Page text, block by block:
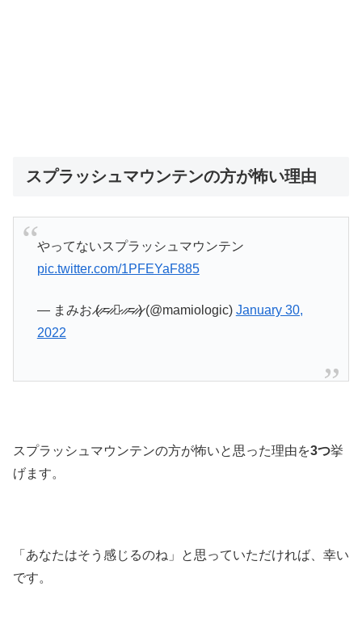
スプラッシュマウンテンの方が怖い理由
やってないスプラッシュマウンテン
pic.twitter.com/1PFEYaF885
— まみお ̷(̷ ̷=̷ ̷༝̷ ̷ ̷=̷ ̷)̷ (@mamiologic) January 30,
2022
スプラッシュマウンテンの方が怖いと思った理由を3つ挙
げます。
「あなたはそう感じるのね」と思っていただければ、幸い
です。